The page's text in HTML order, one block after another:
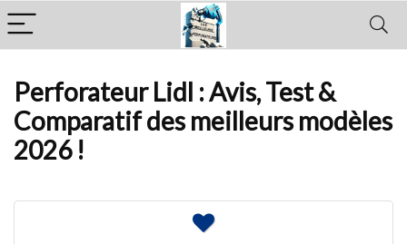
Perforateur Lidl : Avis, Test &
Comparatif des meilleurs modèles
2026 !